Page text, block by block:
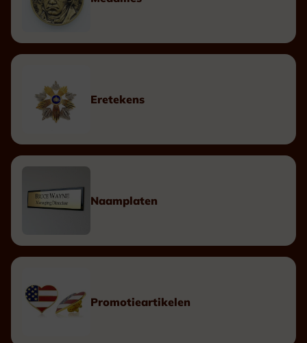
Eretekens
Naamplaten
Promotieartikelen